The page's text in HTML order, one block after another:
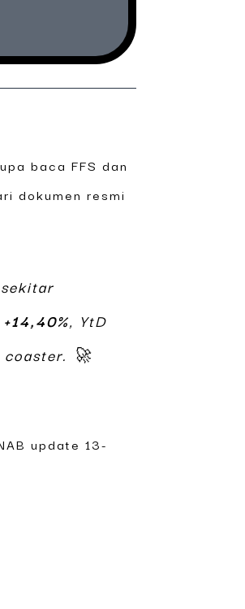
baca FFS dan
dokumen resmi
sekitar
+14,40%, YtD
🚀
update 13-